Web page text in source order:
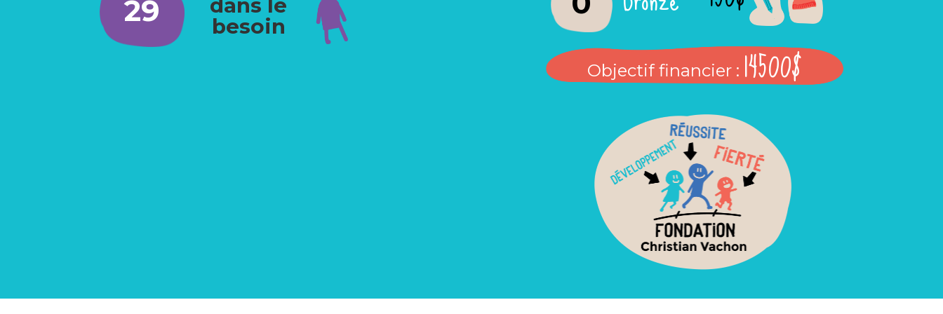
29
dans le
besoin
Objectif financier : 14500$